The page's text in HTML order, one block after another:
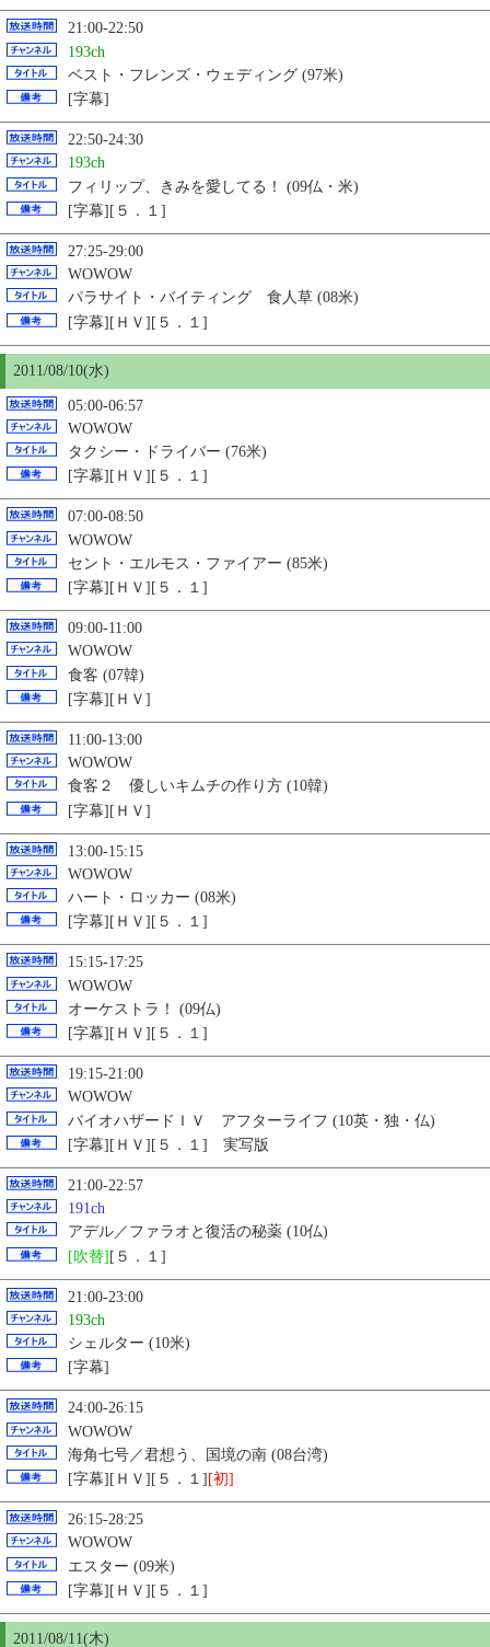
21:00-22:50
193ch
ベスト・フレンズ・ウェディング (97米)
[字幕]
22:50-24:30
193ch
フィリップ、きみを愛してる！ (09仏・米)
[字幕][５．１]
27:25-29:00
WOWOW
パラサイト・バイティング 食人草 (08米)
[字幕][ＨＶ][５．１]
2011/08/10(水)
05:00-06:57
WOWOW
タクシー・ドライバー (76米)
[字幕][ＨＶ][５．１]
07:00-08:50
WOWOW
セント・エルモス・ファイアー (85米)
[字幕][ＨＶ][５．１]
09:00-11:00
WOWOW
食客 (07韓)
[字幕][ＨＶ]
11:00-13:00
WOWOW
食客２ 優しいキムチの作り方 (10韓)
[字幕][ＨＶ]
13:00-15:15
WOWOW
ハート・ロッカー (08米)
[字幕][ＨＶ][５．１]
15:15-17:25
WOWOW
オーケストラ！ (09仏)
[字幕][ＨＶ][５．１]
19:15-21:00
WOWOW
バイオハザードＩＶ アフターライフ (10英・独・仏)
[字幕][ＨＶ][５．１] 実写版
21:00-22:57
191ch
アデル／ファラオと復活の秘薬 (10仏)
[吹替][５．１]
21:00-23:00
193ch
シェルター (10米)
[字幕]
24:00-26:15
WOWOW
海角七号／君想う、国境の南 (08台湾)
[字幕][ＨＶ][５．１] [初]
26:15-28:25
WOWOW
エスター (09米)
[字幕][ＨＶ][５．１]
2011/08/11(木)